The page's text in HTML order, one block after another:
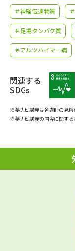
大学で学びたい学
学問のミニ講義「夢ナ
学問の教科書
Ｑ＆Ａ よくあるご質問
お支払いサイト
＃神経伝達物質
＃足場タンパク質
＃アルツハイマー病
関連する
SDGs
※夢ナビ講義は各講師の見解
※夢ナビ講義の内容に関する